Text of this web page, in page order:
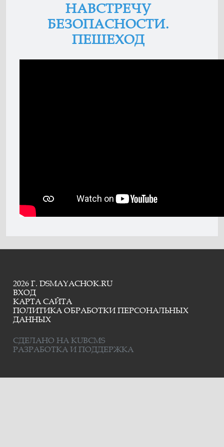
НАВСТРЕЧУ
БЕЗОПАСНОСТИ.
ПЕШЕХОД
2026 Г. DSMAYACHOK.RU
ВХОД
КАРТА САЙТА
ПОЛИТИКА ОБРАБОТКИ ПЕРСОНАЛЬНЫХ
ДАННЫХ
СДЕЛАНО НА KUBCMS
РАЗРАБОТКА И ПОДДЕРЖКА